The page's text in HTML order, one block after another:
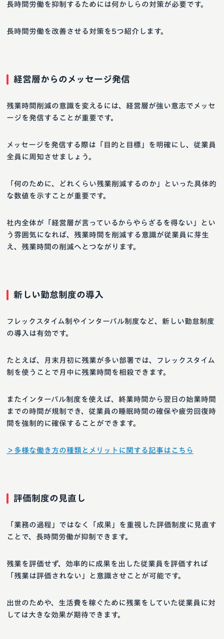
長時間労働を抑制するためには何かしらの対策が必要です。
長時間労働を改善させる対策を5つ紹介します。
経営層からのメッセージ発信
残業時間削減の意識を変えるには、経営層が強い意志でメッセ
ージを発信することが重要です。
メッセージを発信する際は「目的と目標」を明確にし、従業員
全員に周知させましょう。
「何のために、どれくらい残業削減するのか」といった具体的
な数値を示すことが重要です。
社内全体が「経営層が言っているからやらざるを得ない」とい
う雰囲気になれば、残業時間を削減する意識が従業員に芽生
え、残業時間の削減へとつながります。
新しい勤怠制度の導入
フレックスタイム制やインターバル制度など、新しい勤怠制度
の導入は有効です。
たとえば、月末月初に残業が多い部署では、フレックスタイム
制を使うことで月中に残業時間を相殺できます。
またインターバル制度を使えば、終業時間から翌日の始業時間
までの時間が規制でき、従業員の睡眠時間の確保や疲労回復時
間を強制的に確保することができます。
＞多様な働き方の種類とメリットに関する記事はこちら
評価制度の見直し
「業務の過程」ではなく「成果」を重視した評価制度に見直す
ことで、長時間労働が抑制できます。
残業を評価せず、効率的に成果を出した従業員を評価すれば
「残業は評価されない」と意識させことが可能です。
出世のためや、生活費を稼ぐために残業をしていた従業員に対
しては大きな効果が期待できます。